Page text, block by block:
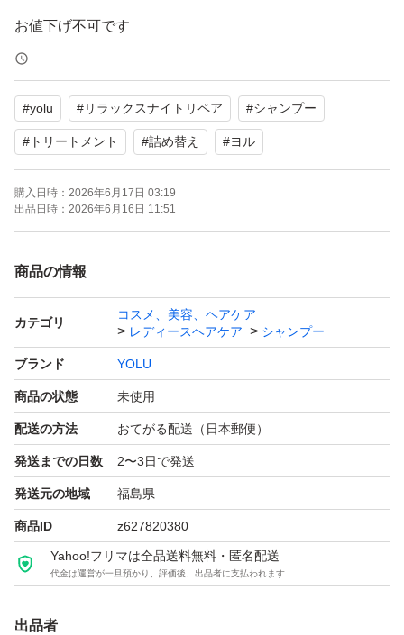
お値下げ不可です
#yolu #リラックスナイトリペア #シャンプー
# トリートメント #詰め替え #ヨル
購入日時： 2026年6月17日 03:19
出品日時： 2026年6月16日 11:51
商品の情報
カテゴリ
コスメ、美容、ヘアケア
レディースヘアケア
シャンプー
ブランド YOLU
商品の状態 未使用
配送の方法 おてがる配送（日本郵便）
発送までの日数 2〜3日で発送
発送元の地域 福島県
商品ID z627820380
Yahoo!フリマは全品送料無料・匿名配送
代金は運営が一旦預かり、評価後、出品者に支払われます
出品者